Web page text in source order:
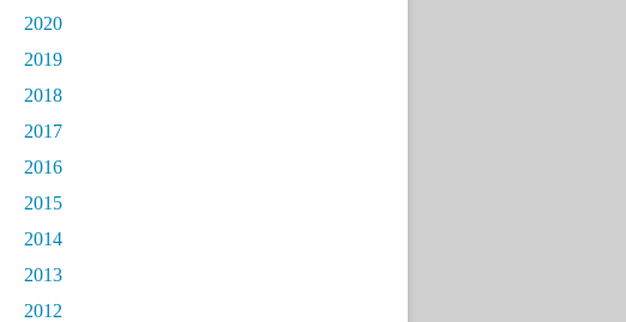
2020
2019
2018
2017
2016
2015
2014
2013
2012